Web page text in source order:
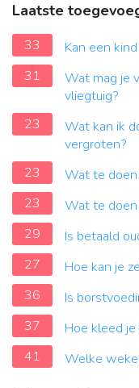
Laatste
33
Kan een
31
Wat mag je
vliegtuig?
23
Wat kan ik
vergroten?
23
Wat te
23
Wat te doen
29
Is betaald
27
Hoe kan je
36
Is
37
Hoe kleed
41
Welke